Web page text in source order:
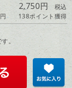
2,750円 税込
138ポイント獲得
。